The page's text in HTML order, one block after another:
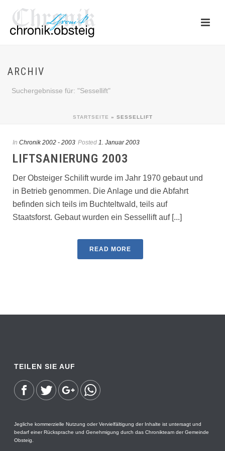
ARCHIV
Suchergebnisse für: "Sessellift"
STARTSEITE » SESSELLIFT
In Chronik 2002 - 2003 Posted 1. Januar 2003
LIFTSANIERUNG 2003
Der Obsteiger Schilift wurde im Jahr 1970 gebaut und
in Betrieb genommen. Die Anlage und die Abfahrt
befinden sich teils im Buchteltwald, teils auf
Staatsforst. Gebaut wurden ein Sessellift auf [...]
READ MORE
TEILEN SIE AUF
Jegliche kommerzielle Nutzung oder Vervielfältigung der Inhalte ist untersagt und
bedarf einer Rücksprache und Genehmigung durch das Chronikteam der Gemeinde
Obsteig.